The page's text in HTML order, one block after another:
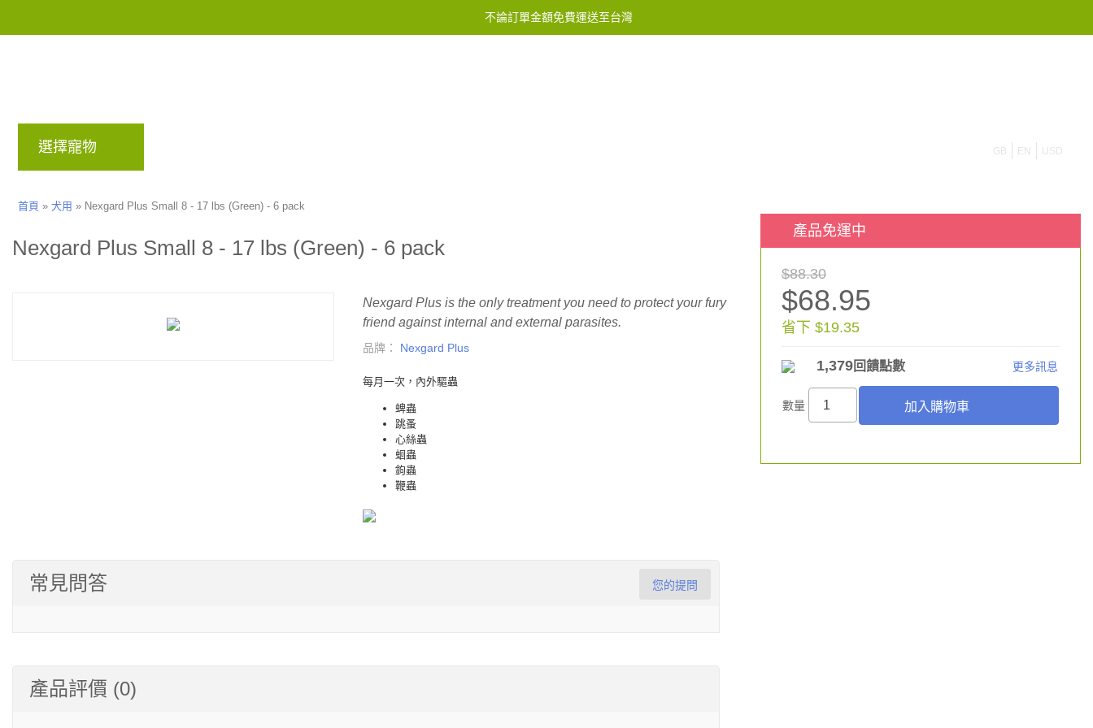
不論訂單金額免費運送至台灣
選擇寵物 GB EN USD
首頁 » 犬用 » Nexgard Plus Small 8 - 17 lbs (Green) - 6 pack
Nexgard Plus Small 8 - 17 lbs (Green) - 6 pack
Nexgard Plus is the only treatment you need to protect your fury
friend against internal and external parasites.
品牌： Nexgard Plus
每月一次，內外驅蟲
蜱蟲
跳蚤
心絲蟲
蛔蟲
鉤蟲
鞭蟲
常見問答 您的提問
產品評價 (0)
產品免運中
$88.30
$68.95
省下 $19.35
1,379回饋點數 更多訊息
數量